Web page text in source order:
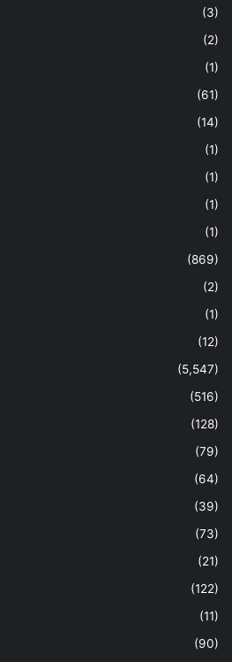
(3)
(2)
(1)
(61)
(14)
(1)
(1)
(1)
(1)
(869)
(2)
(1)
(12)
(5,547)
(516)
(128)
(79)
(64)
(39)
(73)
(21)
(122)
(11)
(90)